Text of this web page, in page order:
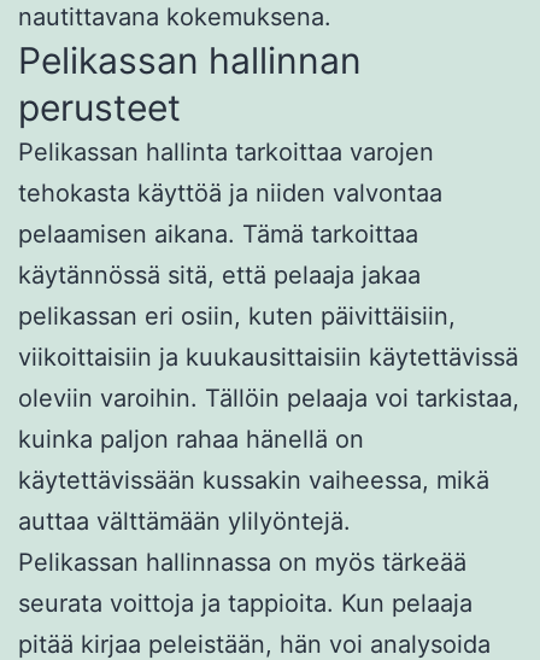
nautittavana kokemuksena.
Pelikassan hallinnan
perusteet
Pelikassan hallinta tarkoittaa varojen
tehokasta käyttöä ja niiden valvontaa
pelaamisen aikana. Tämä tarkoittaa
käytännössä sitä, että pelaaja jakaa
pelikassan eri osiin, kuten päivittäisiin,
viikoittaisiin ja kuukausittaisiin käytettävissä
oleviin varoihin. Tällöin pelaaja voi tarkistaa,
kuinka paljon rahaa hänellä on
käytettävissään kussakin vaiheessa, mikä
auttaa välttämään ylilyöntejä.
Pelikassan hallinnassa on myös tärkeää
seurata voittoja ja tappioita. Kun pelaaja
pitää kirjaa peleistään, hän voi analysoida